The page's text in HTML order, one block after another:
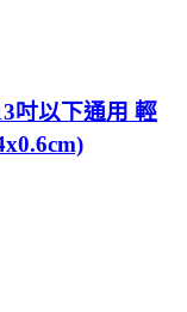
吋以下通用 輕